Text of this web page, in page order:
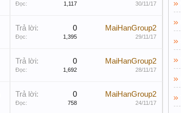
Đọc: 1,117 30/11/17
Trả lời: 0
Đọc: 1,395
MaiHanGroup2
29/11/17
Trả lời: 0
Đọc: 1,692
MaiHanGroup2
28/11/17
Trả lời: 0
Đọc: 758
MaiHanGroup2
24/11/17